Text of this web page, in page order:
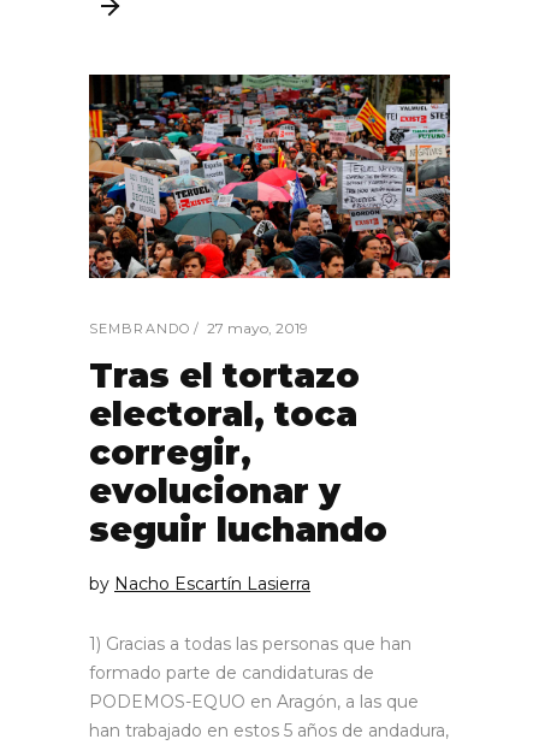
SEMBRANDO 27 mayo, 2019
Tras el tortazo
electoral, toca
corregir,
evolucionar y
seguir luchando
by Nacho Escartín Lasierra
1) Gracias a todas las personas que han
formado parte de candidaturas de
PODEMOS-EQUO en Aragón, a las que
han trabajado en estos 5 años de andadura,